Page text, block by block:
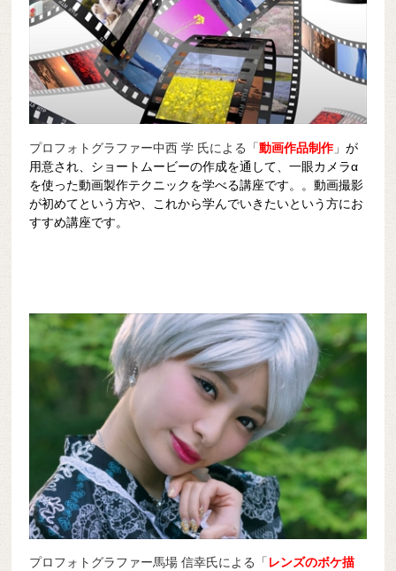
プロフォトグラファー中西 学 氏による「動画作品制作」が
用意され、ショートムービーの作成を通して、一眼カメラα
を使った動画製作テクニックを学べる講座です。。動画撮影
が初めてという方や、これから学んでいきたいという方にお
すすめ講座です。
プロフォトグラファー馬場 信幸氏による「 レンズのボケ描